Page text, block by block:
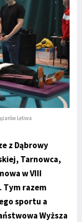
Leliwa
z Dąbrowy
Tarnowca,
w VIII
Tym razem
sportu a
Wyższa